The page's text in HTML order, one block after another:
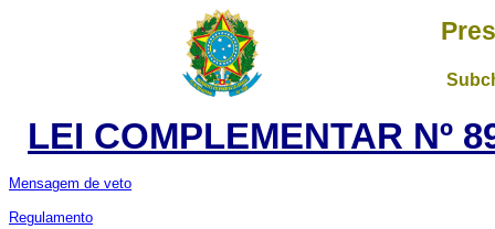
LEI COMPLEMENTAR Nº
Mensagem de veto
Regulamento